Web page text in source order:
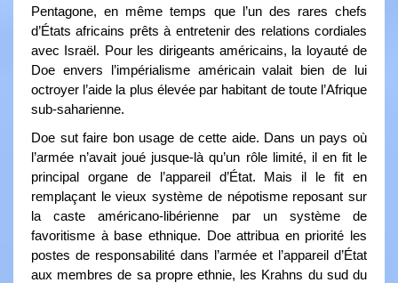
Pentagone, en même temps que l’un des rares chefs
d’États africains prêts à entretenir des relations cordiales
avec Israël. Pour les dirigeants américains, la loyauté de
Doe envers l’impérialisme américain valait bien de lui
octroyer l’aide la plus élevée par habitant de toute l’Afrique
sub-saharienne.
Doe sut faire bon usage de cette aide. Dans un pays où
l’armée n’avait joué jusque-là qu’un rôle limité, il en fit le
principal organe de l’appareil d’État. Mais il le fit en
remplaçant le vieux système de népotisme reposant sur
la caste américano-libérienne par un système de
favoritisme à base ethnique. Doe attribua en priorité les
postes de responsabilité dans l’armée et l’appareil d’État
aux membres de sa propre ethnie, les Krahns du sud du